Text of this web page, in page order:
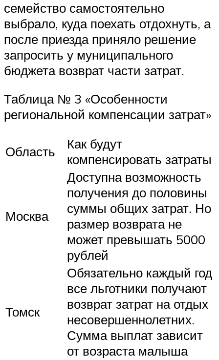
семейство самостоятельно
выбрало, куда поехать отдохнуть, а
после приезда приняло решение
запросить у муниципального
бюджета возврат части затрат.
Таблица № 3 «Особенности
региональной компенсации затрат»
Область
Как будут
компенсировать затраты
Москва
Доступна возможность
получения до половины
суммы общих затрат. Но
размер возврата не
может превышать 5000
рублей
Томск
Обязательно каждый год
все льготники получают
возврат затрат на отдых
несовершеннолетних.
Сумма выплат зависит
от возраста малыша